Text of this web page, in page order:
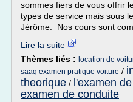
sommes fiers de vous offrir
types de service mais sous
Jérôme. Nos cours sont
Lire la suite
Thèmes liés : location de
saaq examen pratique voiture /
theorique / l'examen
examen de conduite